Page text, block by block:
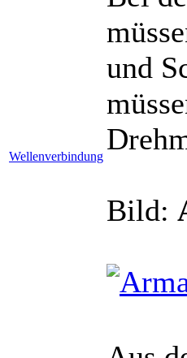
Wellenverbindung
und
Bild: